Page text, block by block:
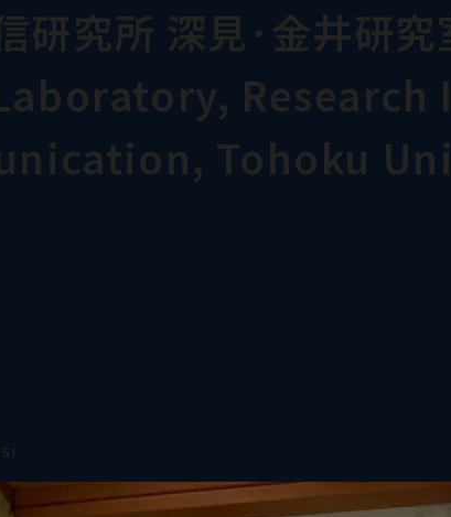
研究所 深見･金井研究
Tohoku